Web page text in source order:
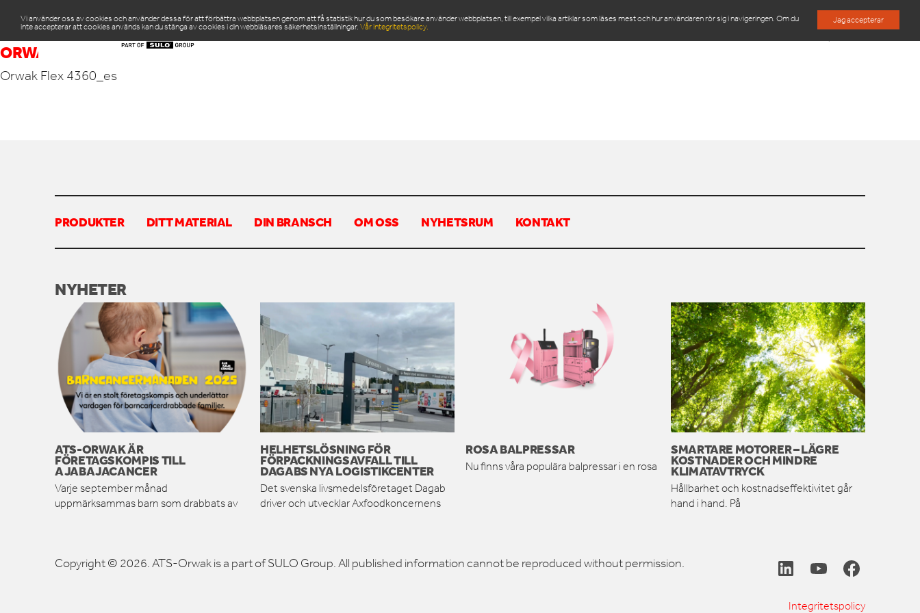
Jag accepterar
Vi använder oss av cookies och använder dessa för att förbättra webbplatsen genom att få statistik hur du som besökare använder webbplatsen, till exempel vilka artiklar som läses mest och hur användaren rör sig i navigeringen. Om du
inte accepterar att cookies används kan du stänga av cookies i din webbläsares säkerhetsinställningar.Vår integritetspolicy.
PRODUKTER SERVICE & RESERVDELAR
ORWAK FLEX 4360_ES
Orwak Flex 4360_es
PRODUKTER DITT MATERIAL DIN BRANSCH OM OSS NYHETSRUM KONTAKT
NYHETER
ATS-ORWAK ÄR
FÖRETAGSKOMPIS TILL
AJABAJACANCER
Varje september månad
uppmärksammas barn som drabbats av
HELHETSLÖSNING FÖR
FÖRPACKNINGSAVFALL TILL
DAGABS NYA LOGISTIKCENTER
Det svenska livsmedelsföretaget Dagab
driver och utvecklar Axfoodkoncernens
ROSA BALPRESSAR
Nu finns våra populära balpressar i en rosa
SMARTARE MOTORER – LÄGRE
KOSTNADER OCH MINDRE
KLIMATAVTRYCK
Hållbarhet och kostnadseffektivitet går
hand i hand. På
Copyright © 2026. ATS-Orwak is a part of SULO Group. All published information cannot be reproduced without permission.
Integritetspolicy